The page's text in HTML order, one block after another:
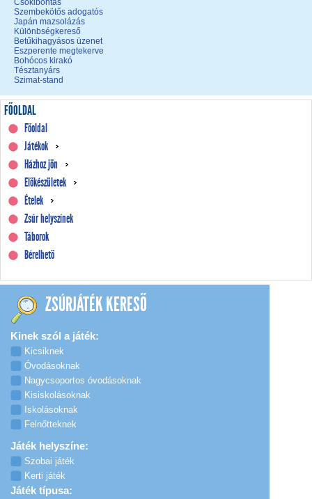
Csokibontás
Szembekötős adogatós
Japán mazsolázás
Különbségkereső
Betűkihagyásos üzenet
Eszperente megtekerve
Bohócos kirakó
Tésztanyárs
Szimat-stand
FŐOLDAL
Főoldal
Játékok
Házhoz jön
Előkészületek
Ételek
Zsúr helyszínek
Táborok
Bérelhető
ZSÚRJÁTÉK KERESŐ
Kinek szól a játék:
Kicsiknek
Óvodásoknak
Nagycsoportos óvodásoknak
Kisiskolásoknak
Iskolásoknak
Felnőtteknek
Játék helyszíne:
Szobai játék
Kerti játék
Játék típusa: